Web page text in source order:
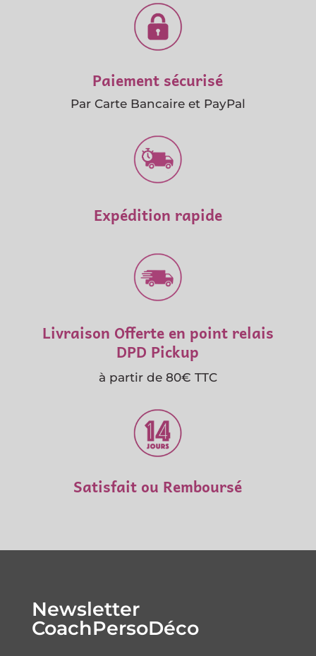
Paiement sécurisé
Par Carte Bancaire et PayPal
Expédition rapide
Livraison Offerte en point relais
DPD Pickup
à partir de 80€ TTC
Satisfait ou Remboursé
Newsletter
CoachPersoDéco